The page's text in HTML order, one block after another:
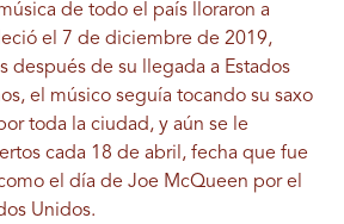
de todo el país lloraron a
el 7 de diciembre de 2019,
después de su llegada a Estados
el músico seguía tocando su saxo
toda la ciudad, y aún se le
cada 18 de abril, fecha que fue
el día de Joe McQueen por el
Unidos.